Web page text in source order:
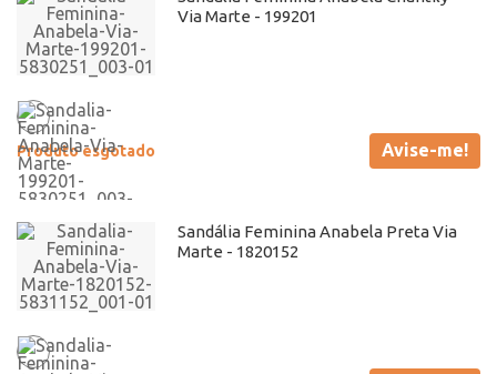
Via Marte - 199201
Produto esgotado Avise-me!
Sandália Feminina Anabela Preta Via
Marte - 1820152